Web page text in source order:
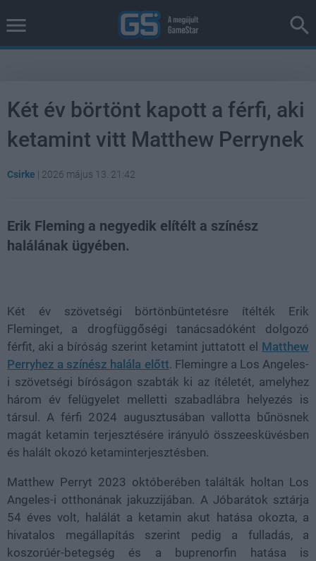
Két év börtönt kapott a férfi, aki
ketamint vitt Matthew Perrynek
Csirke | 2026 május 13. 21:42
Erik Fleming a negyedik elítélt a színész
halálának ügyében.
Két év szövetségi börtönbüntetésre ítélték Erik
Fleminget, a drogfüggőségi tanácsadóként dolgozó
férfit, aki a bíróság szerint ketamint juttatott el Matthew
Perryhez a színész halála előtt. Flemingre a Los Angeles-
i szövetségi bíróságon szabták ki az ítéletét, amelyhez
három év felügyelet melletti szabadlábra helyezés is
társul. A férfi 2024 augusztusában vallotta bűnösnek
magát ketamin terjesztésére irányuló összeesküvésben
és halált okozó ketaminterjesztésben.
Matthew Perryt 2023 októberében találták holtan Los
Angeles-i otthonának jakuzzijában. A Jóbarátok sztárja
54 éves volt, halálát a ketamin akut hatása okozta, a
hivatalos megállapítás szerint pedig a fulladás, a
koszorúér-betegség és a buprenorfin hatása is